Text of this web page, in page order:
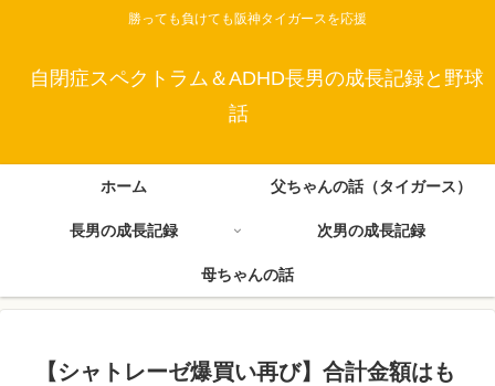
勝っても負けても阪神タイガースを応援
自閉症スペクトラム＆ADHD長男の成長記録と野球
話
ホーム 父ちゃんの話（タイガース）
長男の成長記録 次男の成長記録
母ちゃんの話
【シャトレーゼ爆買い再び】合計金額はも